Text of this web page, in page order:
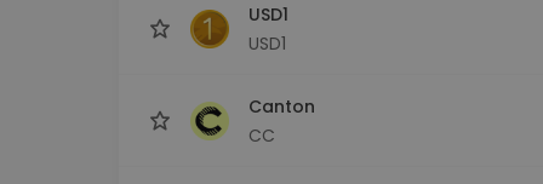
USD1
USD1
Canton
CC